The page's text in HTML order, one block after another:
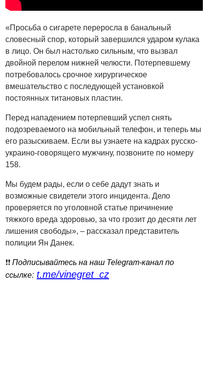
«Просьба о сигарете переросла в банальный
словесный спор, который завершился ударом кулака
в лицо. Он был настолько сильным, что вызвал
двойной перелом нижней челюсти. Потерпевшему
потребовалось срочное хирургическое
вмешательство с последующей установкой
постоянных титановых пластин.
Перед нападением потерпевший успел снять
подозреваемого на мобильный телефон, и теперь мы
его разыскиваем. Если вы узнаете на кадрах русско-
украино-говорящего мужчину, позвоните по номеру
158.
Мы будем рады, если о себе дадут знать и
возможные свидетели этого инцидента. Дело
проверяется по уголовной статье причинение
тяжкого вреда здоровью, за что грозит до десяти лет
лишения свободы», – рассказал представитель
полиции Ян Данек.
❗️❗️Подписывайтесь на наш Telegram-канал по
ссылке: t.me/vinegret_cz